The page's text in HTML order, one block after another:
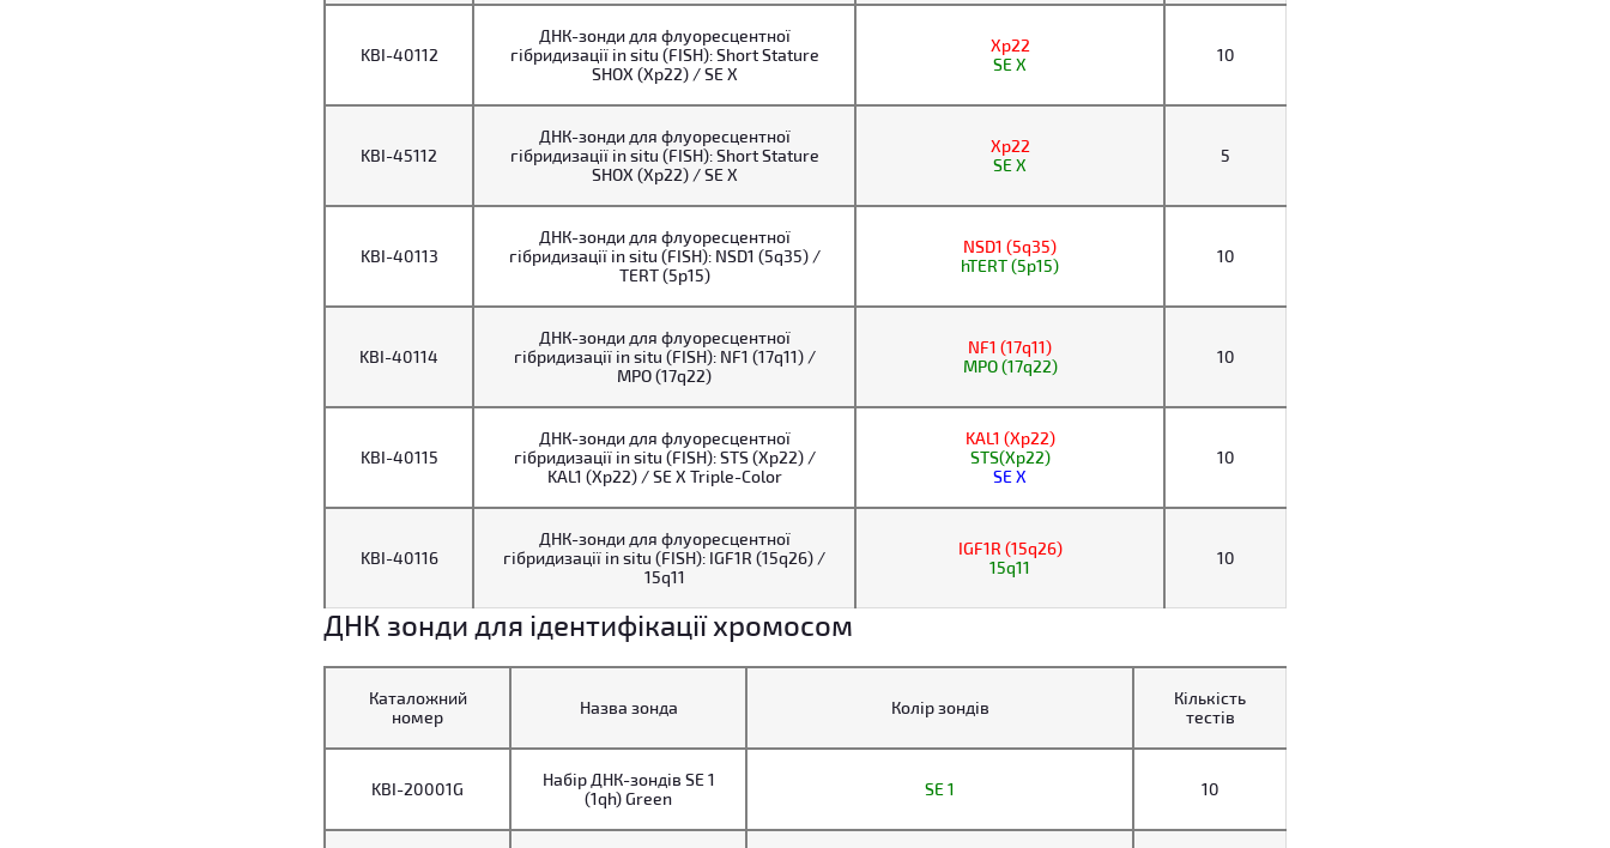
KBI-40112
ДНК-зонди для флуоресцентної
гібридизації in situ (FISH): Short Stature
SHOX (Xp22) / SE X
Xp22
SE X
10
KBI-45112
ДНК-зонди для флуоресцентної
гібридизації in situ (FISH): Short Stature
SHOX (Xp22) / SE X
Xp22
SE X
5
KBI-40113
ДНК-зонди для флуоресцентної
гібридизації in situ (FISH): NSD1 (5q35) /
TERT (5p15)
NSD1 (5q35)
hTERT (5p15)
10
KBI-40114
ДНК-зонди для флуоресцентної
гібридизації in situ (FISH): NF1 (17q11) /
MPO (17q22)
NF1 (17q11)
MPO (17q22)
10
KBI-40115
ДНК-зонди для флуоресцентної
гібридизації in situ (FISH): STS (Xp22) /
KAL1 (Xp22) / SE X Triple-Color
KAL1 (Xp22)
STS(Xp22)
SE X
10
KBI-40116
ДНК-зонди для флуоресцентної
гібридизації in situ (FISH): IGF1R (15q26) /
15q11
IGF1R (15q26)
15q11
10
ДНК зонди для ідентифікації хромосом
Каталожний
номер
Назва зонда Колір зондів
Кількість
тестів
KBI-20001G
Набір ДНК-зондів SE 1
(1qh) Green
SE 1 10